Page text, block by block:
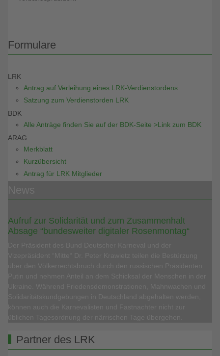
Formulare
LRK
Antrag auf Verleihung eines LRK-Verdienstordens
Satzung zum Verdienstorden LRK
BDK
Alle Anträge finden Sie auf der BDK-Seite >Link zum BDK
ARAG
Merkblatt
Kurzübersicht
Antrag für LRK Mitglieder
Aufruf zur Solidarität und zum Zusammenhalt
Absage “bundesweiter digitaler Rosenmontag“
Partner des LRK